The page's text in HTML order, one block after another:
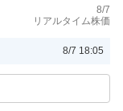
8/7
リアルタイム株価
8/7 18:05